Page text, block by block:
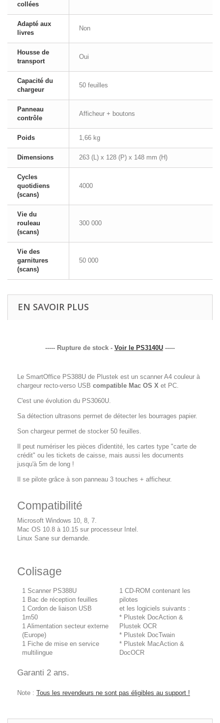
collées
Adapté aux
livres
Non
Housse de
transport
Oui
Capacité du
chargeur
50 feuilles
Panneau
contrôle
Afficheur + boutons
Poids 1,66 kg
Dimensions 263 (L) x 128 (P) x 148 mm (H)
Cycles
quotidiens
(scans)
4000
Vie du
rouleau
(scans)
300 000
Vie des
garnitures
(scans)
50 000
EN SAVOIR PLUS
----- Rupture de stock - Voir le PS3140U -----
Le SmartOffice PS388U de Plustek est un scanner A4 couleur à
chargeur recto-verso USB compatible Mac OS X et PC.
C'est une évolution du PS3060U.
Sa détection ultrasons permet de détecter les bourrages papier.
Son chargeur permet de stocker 50 feuilles.
Il peut numériser les pièces d'identité, les cartes type "carte de
crédit" ou les tickets de caisse, mais aussi les documents
jusqu'à 5m de long !
Il se pilote grâce à son panneau 3 touches + afficheur.
Compatibilité
Microsoft Windows 10, 8, 7.
Mac OS 10.8 à 10.15 sur processeur Intel.
Linux Sane sur demande.
Colisage
1 Scanner PS388U
1 Bac de réception feuilles
1 Cordon de liaison USB
1m50
1 Alimentation secteur externe
(Europe)
1 Fiche de mise en service
multilingue
1 CD-ROM contenant les
pilotes
et les logiciels suivants :
* Plustek DocAction &
Plustek OCR
* Plustek DocTwain
* Plustek MacAction &
DocOCR
Garanti 2 ans.
Note : Tous les revendeurs ne sont pas éligibles au support !